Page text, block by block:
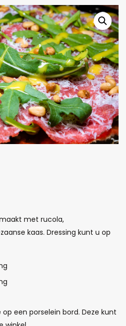
met rucola,
kaas. Dressing kunt u op
een porselein bord. Deze kunt